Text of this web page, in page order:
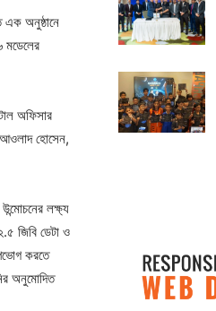
এক অনুষ্ঠানে
মডেলের
অফিসার
হোসেন,
লক্ষ্য
জিবি ডেটা ও
করতে
অনুমোদিত